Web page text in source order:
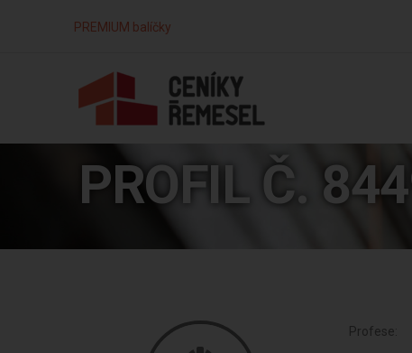
PREMIUM balíčky
PROFIL Č.
Profese: